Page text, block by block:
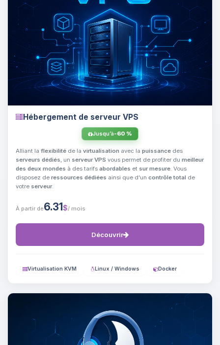
Hébergement de serveur VPS
Jusqu’à-60 %
Alliant la flexibilité de la virtualisation avec la puissance des
serveurs dédiés, un serveur VPS vous permet de profiter du meilleur
des deux mondes à des tarifs abordables et sur mesure. Vous
disposez de ressources dédiées ainsi que d’un contrôle total de
votre serveur.
À partir de6.31 $/ mois
Découvrir
Virtualisation KVM Linux / Windows Docker